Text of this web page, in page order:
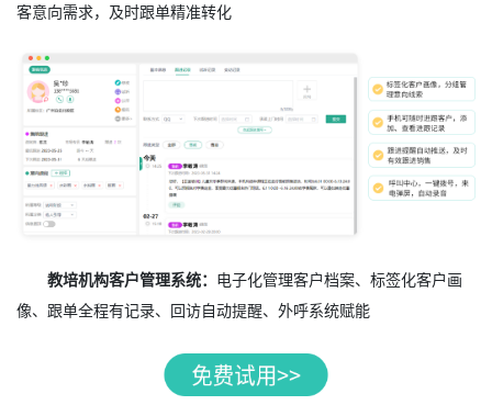
客意向需求，及时跟单精准转化
教培机构客户管理系统： 电子化管理客户档案、标签化客户画
像、跟单全程有记录、回访自动提醒、外呼系统赋能